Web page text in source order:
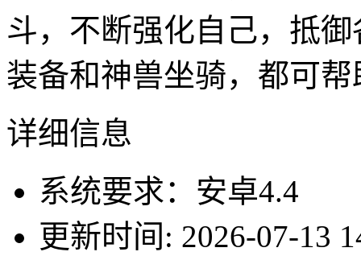
斗，不断强化自己，抵
装备和神兽坐骑，都可
详细信息
系统要求：安卓4.4
更新时间: 2026-07-13